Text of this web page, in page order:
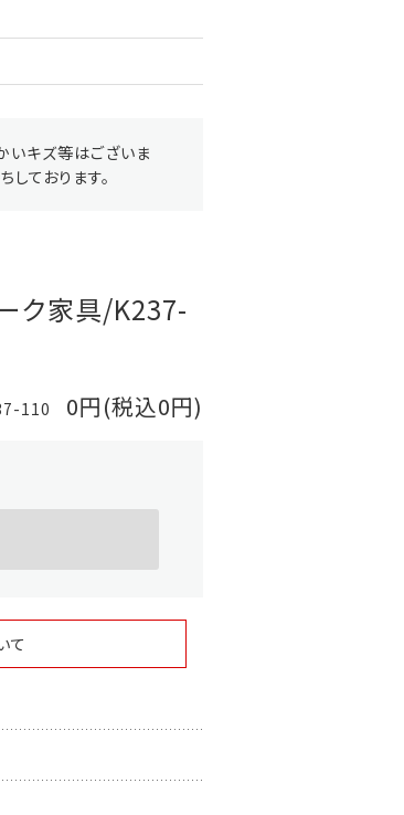
いキズ等はございま
ております。
ク家具/K237-
110 0円(税込0円)
て